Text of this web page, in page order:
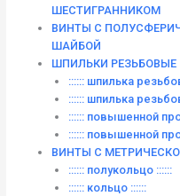
ШЕСТИГРАННИКОМ
ВИНТЫ С
ШАЙБОЙ
ШПИЛЬКИ РЕЗЬБОВЫЕ
:::::: шпилька
:::::: шпилька
:::::: повышенной
:::::: повышенной
ВИНТЫ C
:::::: полукольцо ::::::
:::::: кольцо ::::::